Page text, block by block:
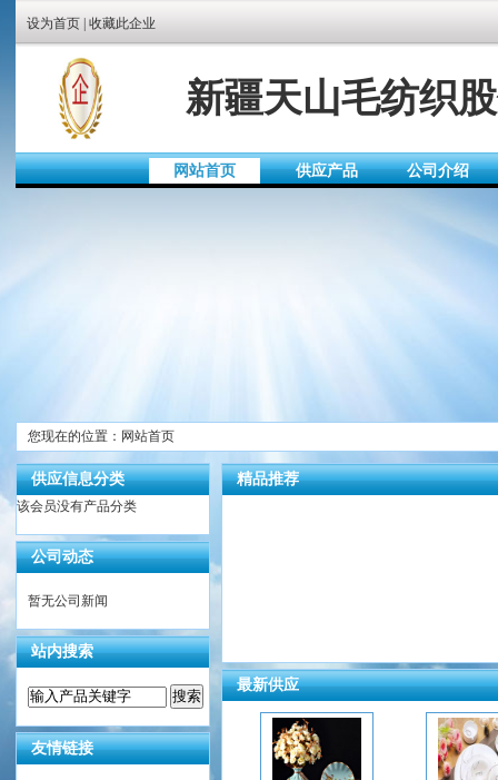
设为首页 收藏此企业
新疆天山毛纺织
网站首页 供应产品 公司介绍
您现在的位置：网站首页
供应信息分类
该会员没有产品分类
公司动态
暂无公司新闻
站内搜索
友情链接
精品推荐
最新供应